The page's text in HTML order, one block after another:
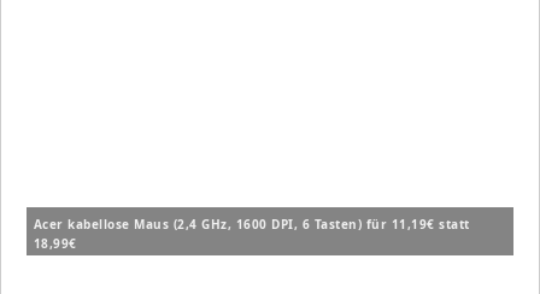
Acer kabellose Maus (2,4 GHz, 1600 DPI, 6 Tasten) für 11,19€ statt
18,99€